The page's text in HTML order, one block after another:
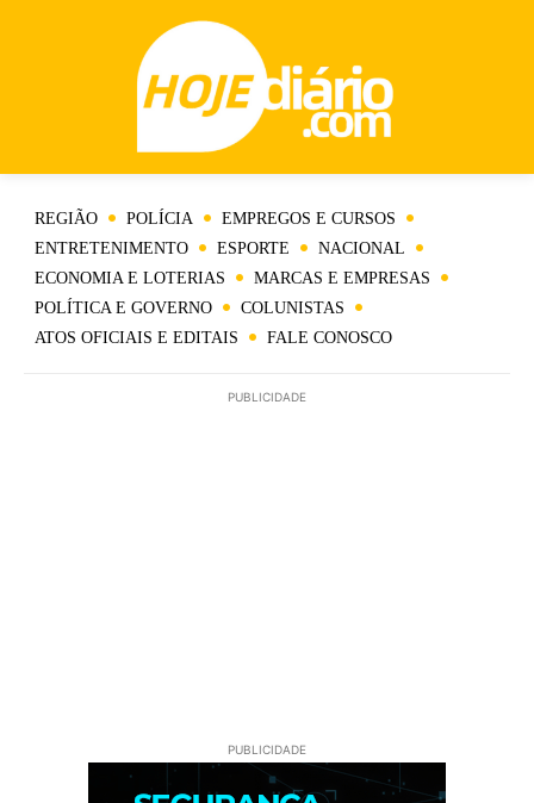
REGIÃO POLÍCIA
EMPREGOS E CURSOS
ENTRETENIMENTO
ESPORTE
NACIONAL
ECONOMIA E LOTERIAS
MARCAS E EMPRESAS
POLÍTICA E GOVERNO
COLUNISTAS
ATOS OFICIAIS E EDITAIS
FALE CONOSCO
PUBLICIDADE
PUBLICIDADE